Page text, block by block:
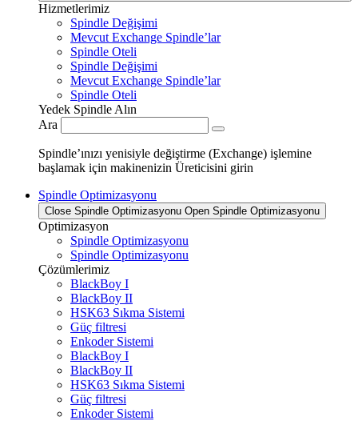
Hizmetlerimiz
Spindle Değişimi
Mevcut Exchange Spindle’lar
Spindle Oteli
Spindle Değişimi
Mevcut Exchange Spindle’lar
Spindle Oteli
Yedek Spindle Alın
Ara
Spindle’ınızı yenisiyle değiştirme (Exchange) işlemine
başlamak için makinenizin Üreticisini girin
Spindle Optimizasyonu
Close Spindle Optimizasyonu Open Spindle Optimizasyonu
Optimizasyon
Spindle Optimizasyonu
Spindle Optimizasyonu
Çözümlerimiz
BlackBoy I
BlackBoy II
HSK63 Sıkma Sistemi
Güç filtresi
Enkoder Sistemi
BlackBoy I
BlackBoy II
HSK63 Sıkma Sistemi
Güç filtresi
Enkoder Sistemi